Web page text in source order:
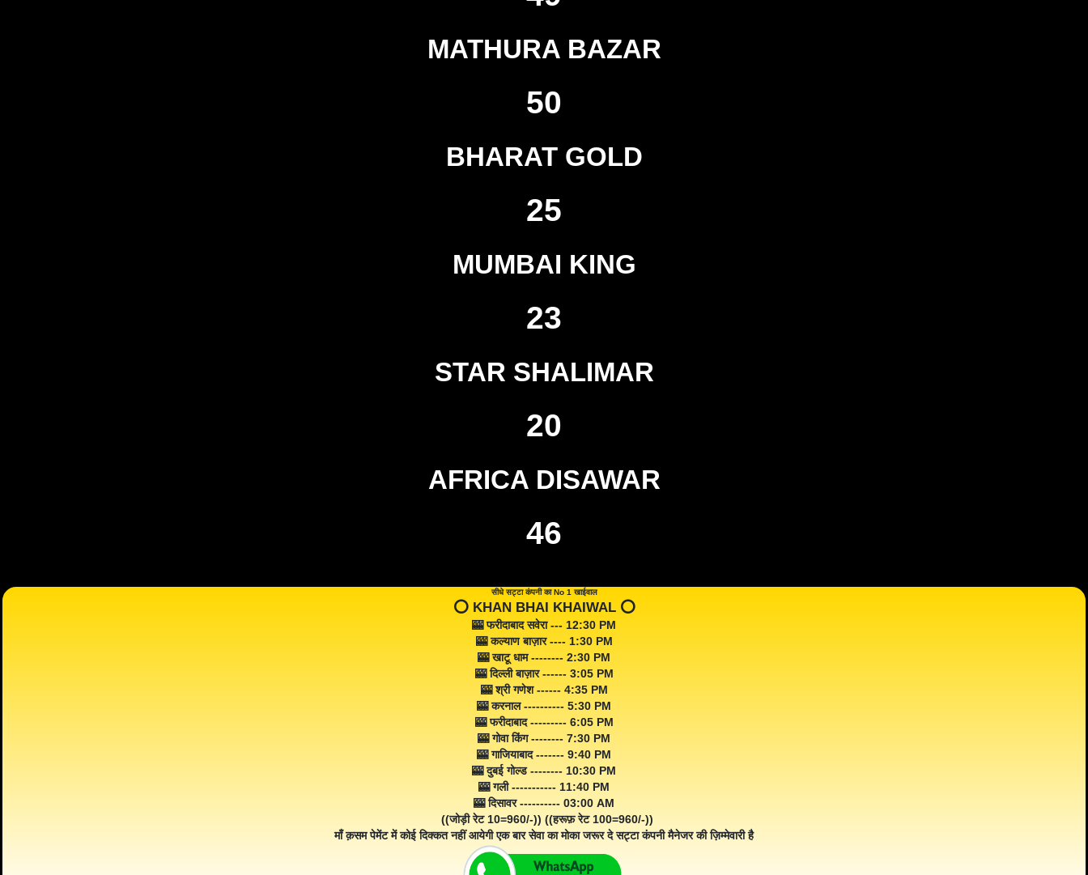
MATHURA BAZAR
50
BHARAT GOLD
25
MUMBAI KING
23
STAR SHALIMAR
20
AFRICA DISAWAR
46
सीधे सट्टा कंपनी का No 1 खाईवाल
⭕️ KHAN BHAI KHAIWAL ⭕️
🎰 फरीदाबाद सवेरा --- 12:30 PM
🎰 कल्याण बाज़ार ---- 1:30 PM
🎰 खाटू धाम -------- 2:30 PM
🎰 दिल्ली बाज़ार ------ 3:05 PM
🎰 श्री गणेश ------ 4:35 PM
🎰 करनाल ---------- 5:30 PM
🎰 फरीदाबाद --------- 6:05 PM
🎰 गोवा किंग -------- 7:30 PM
🎰 गाजियाबाद ------- 9:40 PM
🎰 दुबई गोल्ड -------- 10:30 PM
🎰 गली ----------- 11:40 PM
🎰 दिसावर ---------- 03:00 AM
((जोड़ी रेट 10=960/-)) ((हरूफ़ रेट 100=960/-))
माँ क़सम पेमेंट में कोई दिक्कत नहीं आयेगी एक बार सेवा का मोका जरूर दे सट्टा कंपनी मैनेजर की ज़िम्मेवारी है